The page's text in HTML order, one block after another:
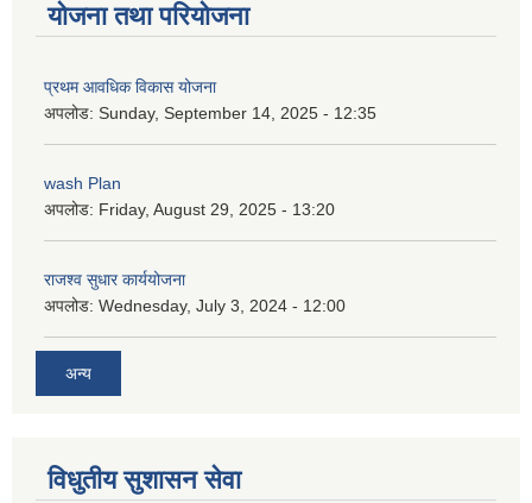
योजना तथा परियोजना
प्रथम आवधिक विकास योजना
अपलोड: Sunday, September 14, 2025 - 12:35
wash Plan
अपलोड: Friday, August 29, 2025 - 13:20
राजश्व सुधार कार्ययोजना
अपलोड: Wednesday, July 3, 2024 - 12:00
अन्य
विधुतीय सुशासन सेवा